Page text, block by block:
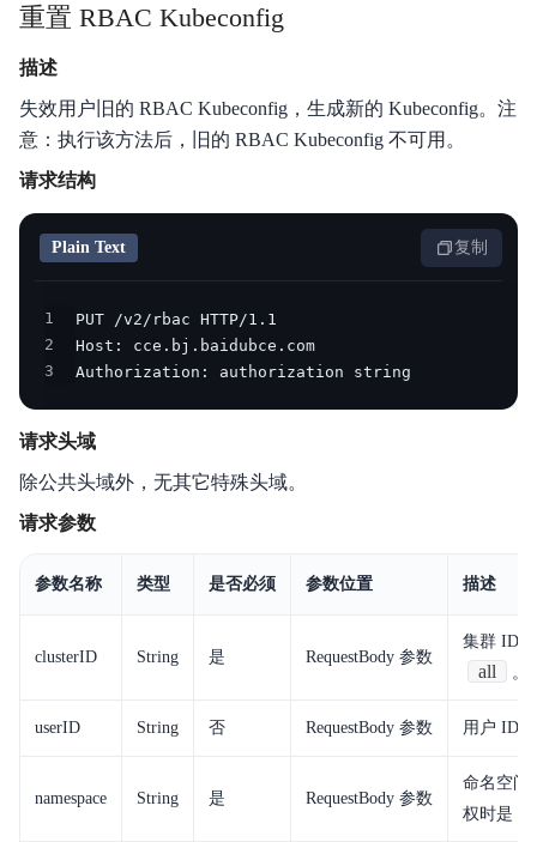
重置 RBAC Kubeconfig
描述
失效用户旧的 RBAC Kubeconfig，生成新的 Kubeconfig。注
意：执行该方法后，旧的 RBAC Kubeconfig 不可用。
请求结构
Plain Text 复制
1
2
3
Authorization: authorization string
请求头域
除公共头域外，无其它特殊头域。
请求参数
参数名称 类型 是否必须 参数位置 描述
clusterID String 是 RequestBody 参数
集群 ID
all 。
userID String 否 RequestBody 参数 用户 ID
namespace String 是 RequestBody 参数
命名空间
权时是